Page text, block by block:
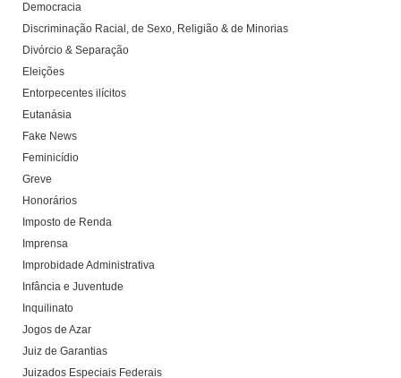
Democracia
Discriminação Racial, de Sexo, Religião & de Minorias
Divórcio & Separação
Eleições
Entorpecentes ilícitos
Eutanásia
Fake News
Feminicídio
Greve
Honorários
Imposto de Renda
Imprensa
Improbidade Administrativa
Infância e Juventude
Inquilinato
Jogos de Azar
Juiz de Garantias
Juizados Especiais Federais